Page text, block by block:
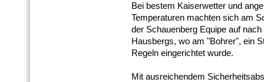
Bei bestem Kaiserwetter und
Temperaturen machten sich am
der Schauenberg Equipe auf
Hausbergs, wo am "Bohrer", ein
Regeln eingerichtet wurde.
Mit ausreichendem